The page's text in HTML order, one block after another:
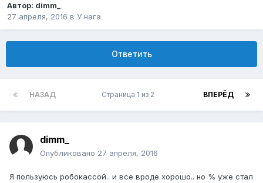
Автор: dimm_
27 апреля, 2016 в У нага
Ответить
НАЗАД ВПЕРЁД
Страница 1 из 2
dimm_
Опубликовано 27 апреля, 2016
Я пользуюсь робокассой.. и все вроде хорошо.. но % уже стал